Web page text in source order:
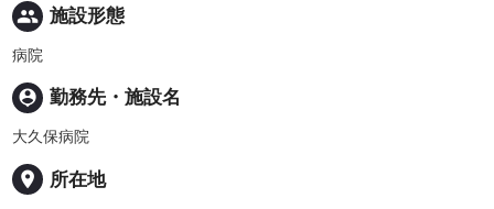
people 施設形態
病院
person_pin 勤務先・施設名
大久保病院
place 所在地